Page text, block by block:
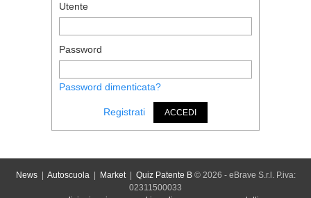
Utente
Password
Password dimenticata?
Registrati ACCEDI
News| Autoscuola| Market| Quiz Patente B© 2026 - eBrave S.r.l. P.iva:
02311500033